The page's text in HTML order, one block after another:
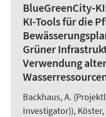
BlueGreenCity-
KI-Tools für die
Grüner
Verwendung
Backhaus, A.
Investigator)), Köster,